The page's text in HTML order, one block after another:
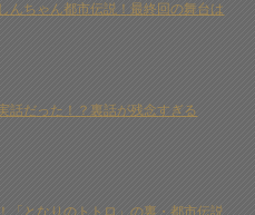
んちゃん都市伝説！最終回の舞台は
話だった！？裏話が残念すぎる